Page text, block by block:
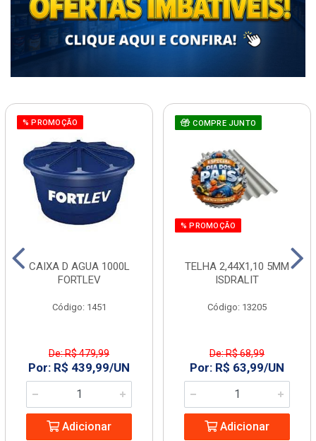
% PROMOÇÃO
CAIXA D AGUA 1000L
FORTLEV
Código: 1451
De: R$ 479,99
Por: R$ 439,99/UN
Adicionar
COMPRE JUNTO
% PROMOÇÃO
TELHA 2,44X1,10 5MM
ISDRALIT
Código: 13205
De: R$ 68,99
Por: R$ 63,99/UN
Adicionar